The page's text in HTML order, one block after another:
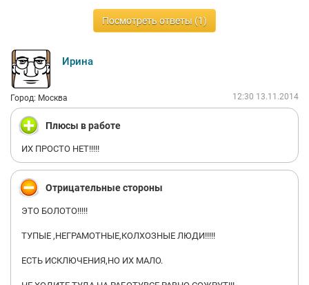
Посмотреть ответы (1)
Ирина
Город: Москва 12:30 13.11.2014
Плюсы в работе
ИХ ПРОСТО НЕТ!!!!!
Отрицательные стороны
ЭТО БОЛОТО!!!!!
ТУПЫЕ ,НЕГРАМОТНЫЕ,КОЛХОЗНЫЕ ЛЮДИ!!!!!
ЕСТЬ ИСКЛЮЧЕНИЯ,НО ИХ МАЛО.